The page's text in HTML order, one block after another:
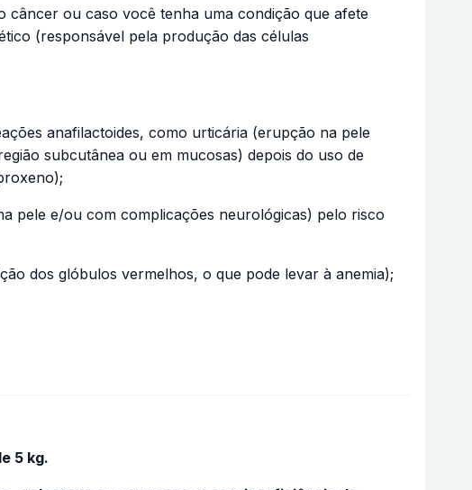
câncer ou caso você tenha uma condição que afete
(responsável pela produção das células
anafilactoides, como urticária (erupção na pele
subcutânea ou em mucosas) depois do uso de
pele e/ou com complicações neurológicas) pelo risco
dos glóbulos vermelhos, o que pode levar à anemia);
5 kg.